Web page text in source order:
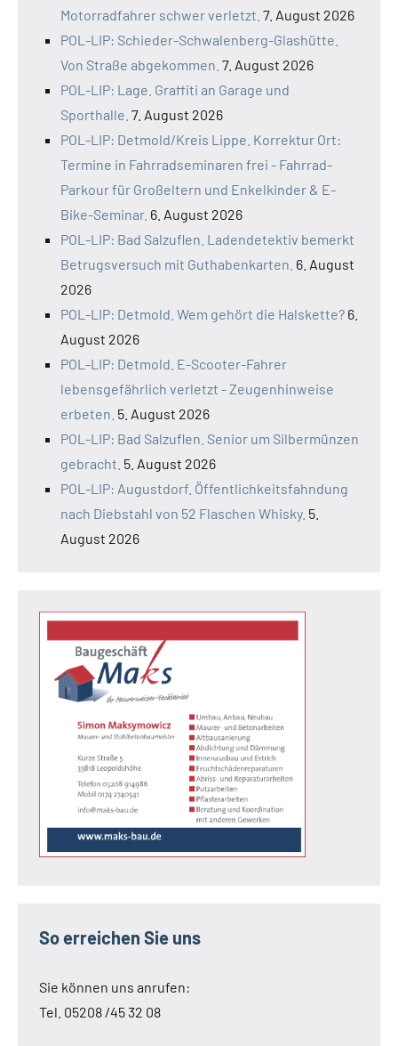
Motorradfahrer schwer verletzt. 7. August 2026
POL-LIP: Schieder-Schwalenberg-Glashütte.
Von Straße abgekommen. 7. August 2026
POL-LIP: Lage. Graffiti an Garage und
Sporthalle. 7. August 2026
POL-LIP: Detmold/Kreis Lippe. Korrektur Ort:
Termine in Fahrradseminaren frei - Fahrrad-
Parkour für Großeltern und Enkelkinder & E-
Bike-Seminar. 6. August 2026
POL-LIP: Bad Salzuflen. Ladendetektiv bemerkt
Betrugsversuch mit Guthabenkarten. 6. August
2026
POL-LIP: Detmold. Wem gehört die Halskette? 6.
August 2026
POL-LIP: Detmold. E-Scooter-Fahrer
lebensgefährlich verletzt - Zeugenhinweise
erbeten. 5. August 2026
POL-LIP: Bad Salzuflen. Senior um Silbermünzen
gebracht. 5. August 2026
POL-LIP: Augustdorf. Öffentlichkeitsfahndung
nach Diebstahl von 52 Flaschen Whisky. 5.
August 2026
So erreichen Sie uns
Sie können uns anrufen:
Tel. 05208 /45 32 08